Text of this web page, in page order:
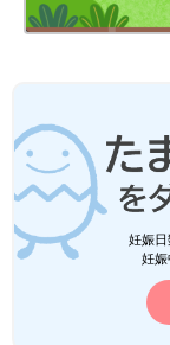
妊娠
妊